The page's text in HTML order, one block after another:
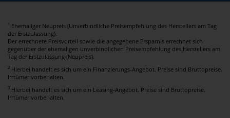
1
Ehemaliger Neupreis (Unverbindliche Preisempfehlung des Herstellers am Tag
der Erstzulassung).
Der errechnete Preisvorteil sowie die angegebene Ersparnis errechnet sich
gegenüber der ehemaligen unverbindlichen Preisempfehlung des Herstellers am
Tag der Erstzulassung (Neupreis).
2 Hierbei handelt es sich um ein Finanzierungs-Angebot. Preise sind Bruttopreise.
Irrtümer vorbehalten.
3 Hierbei handelt es sich um ein Leasing-Angebot. Preise sind Bruttopreise.
Irrtümer vorbehalten.